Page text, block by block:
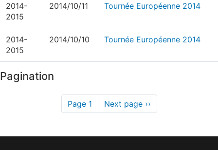
2014-
2015
2014/10/11 Tournée Européenne 2014
2014-
2015
2014/10/10 Tournée Européenne 2014
Pagination
Page 1 Next page ››